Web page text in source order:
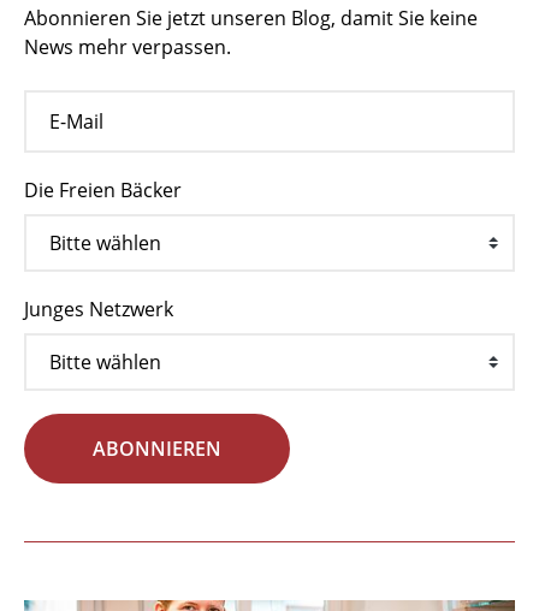
Abonnieren Sie jetzt unseren Blog, damit Sie keine
News mehr verpassen.
Die Freien Bäcker
Junges Netzwerk
ABONNIEREN